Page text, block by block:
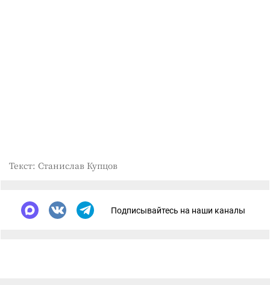
Текст: Станислав Купцов
Подписывайтесь на наши каналы